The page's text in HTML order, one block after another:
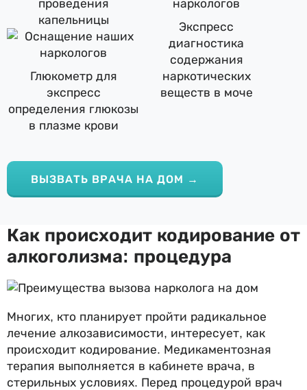
проведения
капельницы
Глюкометр для
экспресс
определения глюкозы
в плазме крови
Экспресс
диагностика
содержания
наркотических
веществ в моче
ВЫЗВАТЬ ВРАЧА НА ДОМ →
Как происходит кодирование от
алкоголизма: процедура
Многих, кто планирует пройти радикальное
лечение алкозависимости, интересует, как
происходит кодирование. Медикаментозная
терапия выполняется в кабинете врача, в
стерильных условиях. Перед процедурой врач